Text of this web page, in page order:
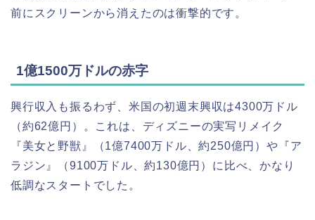
前にスクリーンから消えたのは衝撃的です。
1億1500万ドルの赤字
興行収入も振るわず、米国の初週末興収は4300万ドル
（約62億円）。これは、ディズニーの実写リメイク
『美女と野獣』（1億7400万ドル、約250億円）や『ア
ラジン』（9100万ドル、約130億円）に比べ、かなり
低調なスタートでした。